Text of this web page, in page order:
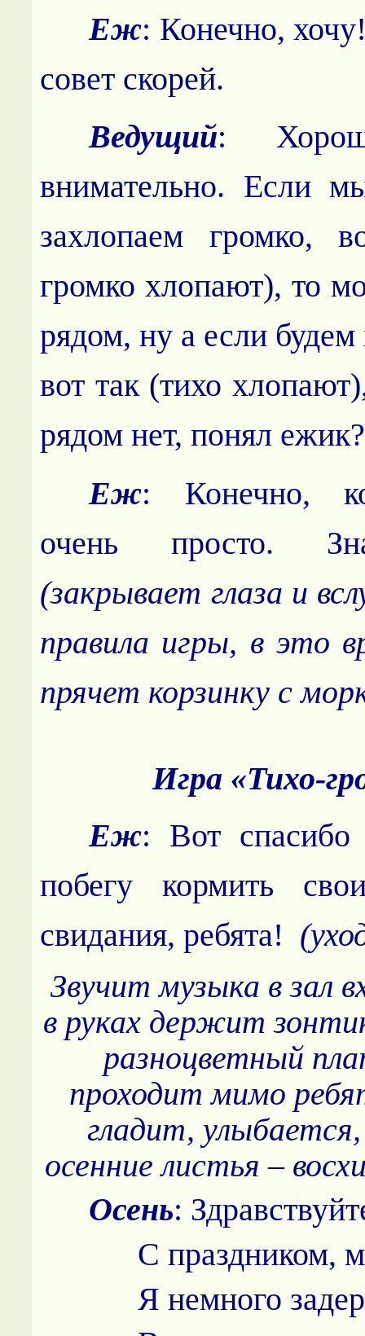
Еж: Конечно,
совет скорей.
Ведущий:
внимательно. Если
захлопаем громко,
громко хлопают), то
рядом, ну а если будем
вот так (тихо
рядом нет, понял ежик?
Еж: Конечно,
очень просто.
(закрывает глаза и
правила игры, в это
прячет корзинку с
Игра «Тихо-
Еж: Вот спасибо
побегу кормить
свидания, ребята!
Звучит музыка в зал
в руках держит
разноцветный
проходит мимо
гладит,
осенние листья –
Осень:
С праздником,
Я немного